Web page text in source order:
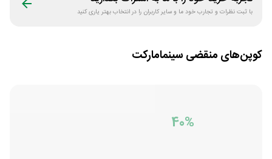
با ثبت نظرات و تجارب خود ما و سایر کاربران را در انتخاب بهتر یاری کنید
کوپن‌های منقضی سینمامارکت
40%